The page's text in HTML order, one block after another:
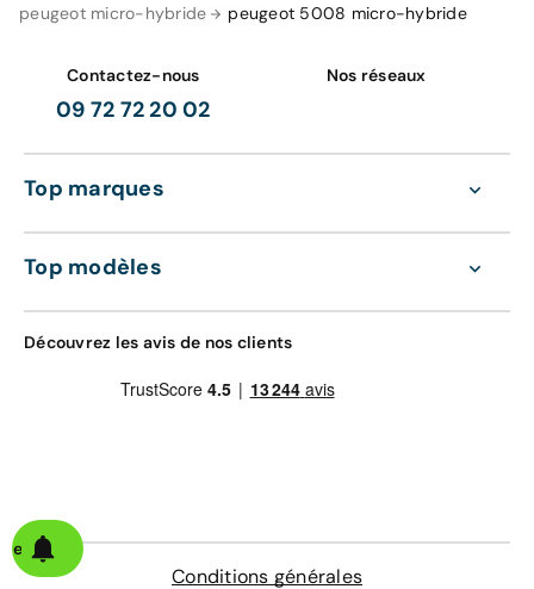
peugeot micro-hybride
peugeot 5008 micro-hybride
Contactez-nous
09 72 72 20 02
Nos réseaux
Top marques
Top modèles
Découvrez les avis de nos clients
Conditions générales